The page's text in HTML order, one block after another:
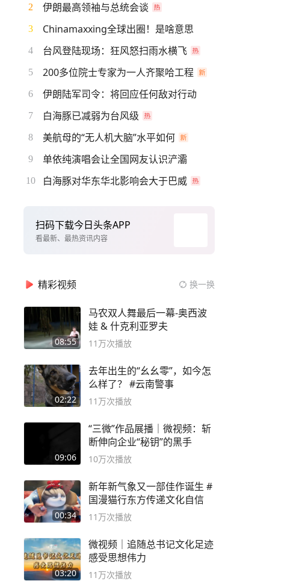
2 伊朗最高领袖与总统会谈
3 Chinamaxxing全球出圈！是啥意思
4 台风登陆现场：狂风怒扫雨水横飞
5 200多位院士专家为一人齐聚哈工程
6 伊朗陆军司令：将回应任何敌对行动
7 白海豚已减弱为台风级
8 美航母的“无人机大脑”水平如何
9 单依纯演唱会让全国网友认识浐灞
10 白海豚对华东华北影响会大于巴威
扫码下载今日头条APP
看最新、最热资讯内容
精彩视频 换一换
08:55
马农双人舞最后一幕-奥西波
娃 & 什克利亚罗夫
11万次播放
02:22
去年出生的“幺幺零”，如今怎
么样了？ #云南警事
11万次播放
09:06
“三微”作品展播｜微视频：斩
断伸向企业“秘钥”的黑手
10万次播放
00:34
新年新气象又一部佳作诞生 #
国漫猫行东方传递文化自信
11万次播放
03:20
微视频｜追随总书记文化足迹
感受思想伟力
11万次播放